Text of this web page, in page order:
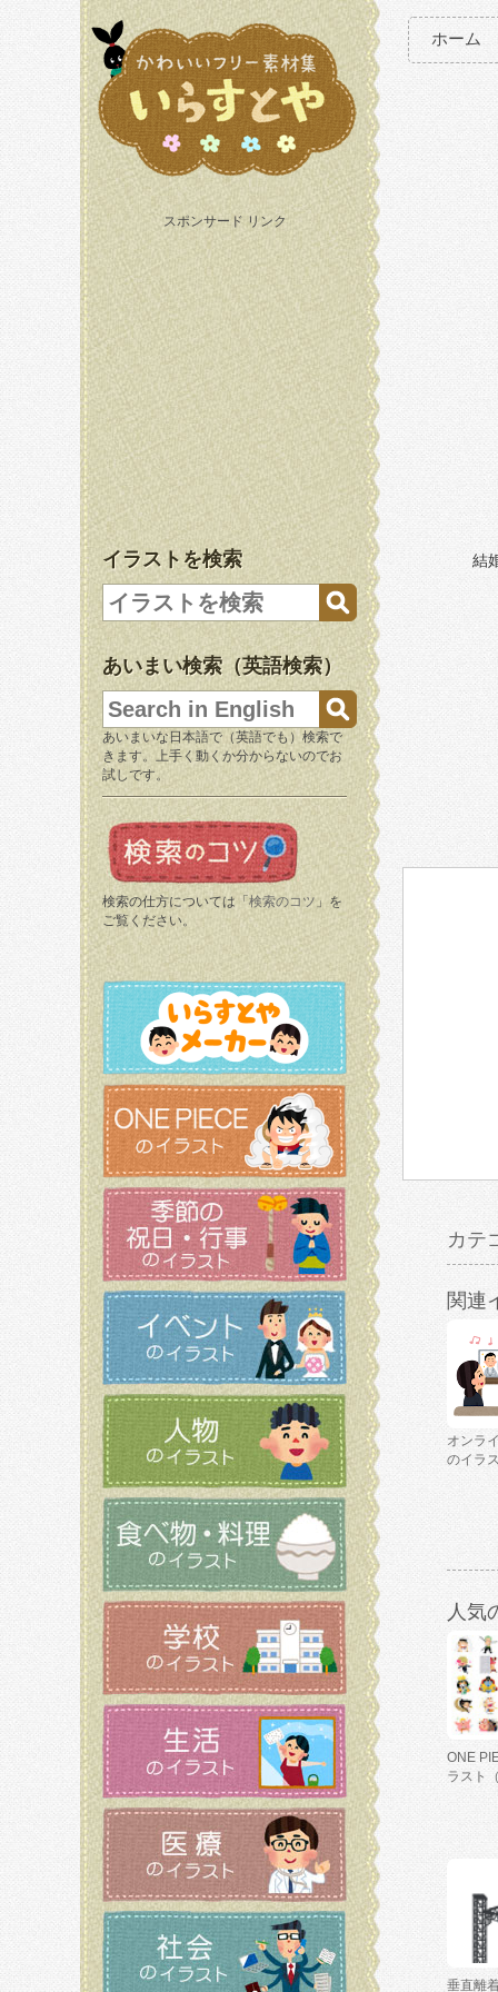
スポンサード リンク
イラストを検索
あいまい検索（英語検索）
あいまいな日本語で（英語でも）検索で
きます。上手く動くか分からないのでお
試しです。
検索の仕方については「 検索のコツ 」を
ご覧ください。
ホーム
結
カテ
関連
オンラ
のイラ
人気
ONE
ラスト
垂直離